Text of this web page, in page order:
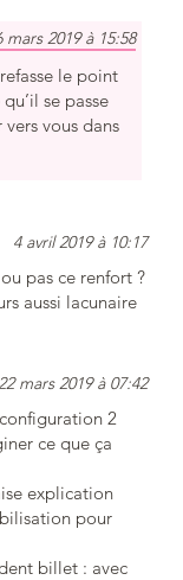
mars 2019 à 15:58
le point
se passe
vous dans
4 avril 2019 à 10:17
pas ce renfort ?
aussi lacunaire
22 mars 2019 à 07:42
2
ce que ça
explication
pour
billet : avec